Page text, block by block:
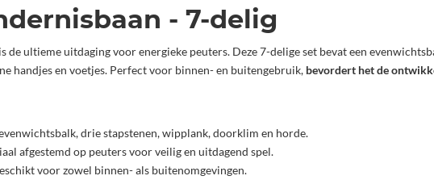
- 7-delig
is de ultieme uitdaging voor energieke peuters. Deze 7-delige set bevat een
handjes en voetjes. Perfect voor binnen- en buitengebruik, bevordert het de
drie stapstenen, wipplank, doorklim en horde.
afgestemd op peuters voor veilig en uitdagend spel.
voor zowel binnen- als buitenomgevingen.